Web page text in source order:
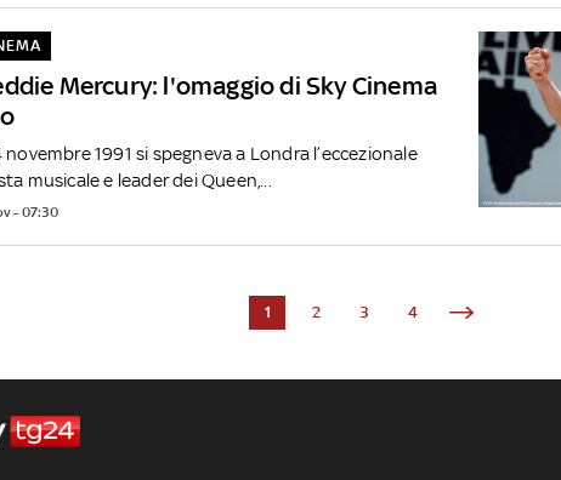
Mercury: l'omaggio di Sky Cinema
novembre 1991 si spegneva a Londra l’eccezionale
musicale e leader dei Queen,...
- 07:30
1 2 3 4